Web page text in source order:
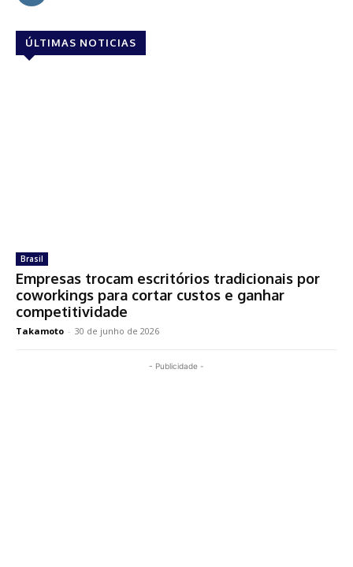
ÚLTIMAS NOTICIAS
Brasil
Empresas trocam escritórios tradicionais por
coworkings para cortar custos e ganhar
competitividade
Takamoto - 30 de junho de 2026
- Publicidade -